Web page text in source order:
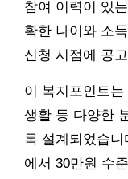
참여 이력이 있
확한 나이와 소
신청 시점에 공
이 복지포인트
생활 등 다양한
록 설계되었습
에서 30만원 수